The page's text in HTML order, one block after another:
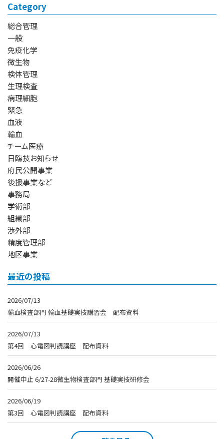
Category
総合管理
一般
免疫化学
微生物
検体管理
生理検査
病理細胞
緊急
血液
輸血
チーム医療
日臨技お知らせ
府民公開事業
後援事業など
事務局
学術部
組織部
渉外部
精度管理部
地区事業
最近の投稿
2026/07/13
輸血検査部門 輸血基礎実技講習会 配布資料
2026/07/13
第4回 心電図判読講座 配布資料
2026/06/26
開催中止 6/27-28微生物検査部門 基礎実技研修会
2026/06/19
第3回 心電図判読講座 配布資料